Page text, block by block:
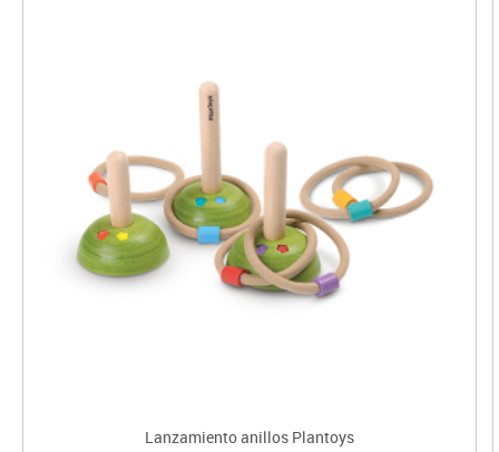
Lanzamiento anillos Plantoys